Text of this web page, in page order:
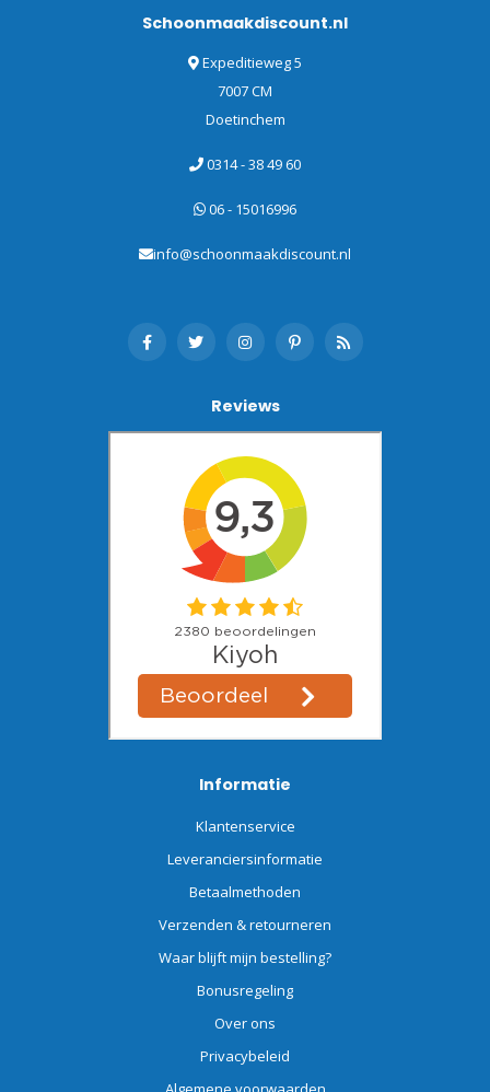
Schoonmaakdiscount.nl
Expeditieweg 5
7007 CM
Doetinchem
0314 - 38 49 60
06 - 15016996
info@schoonmaakdiscount.nl
Reviews
Informatie
Klantenservice
Leveranciersinformatie
Betaalmethoden
Verzenden & retourneren
Waar blijft mijn bestelling?
Bonusregeling
Over ons
Privacybeleid